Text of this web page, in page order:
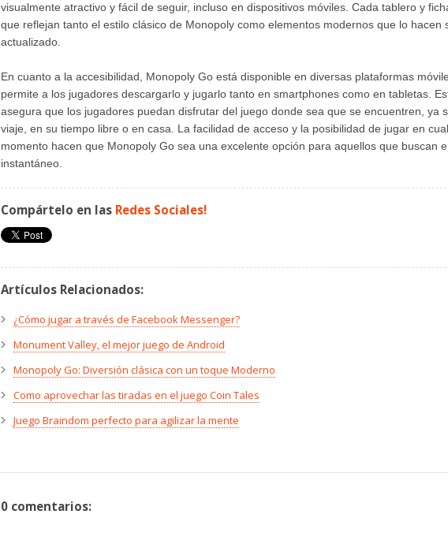
visualmente atractivo y fácil de seguir, incluso en dispositivos móviles. Cada tablero y
que reflejan tanto el estilo clásico de Monopoly como elementos modernos que lo hacen
actualizado.
En cuanto a la accesibilidad, Monopoly Go está disponible en diversas plataformas
permite a los jugadores descargarlo y jugarlo tanto en smartphones como en tabletas.
asegura que los jugadores puedan disfrutar del juego donde sea que se encuentren, ya
viaje, en su tiempo libre o en casa. La facilidad de acceso y la posibilidad de jugar en
momento hacen que Monopoly Go sea una excelente opción para aquellos que buscan
instantáneo.
Compártelo en las Redes Sociales!
Artículos Relacionados:
¿Cómo jugar a través de Facebook Messenger?
Monument Valley, el mejor juego de Android
Monopoly Go: Diversión clásica con un toque Moderno
Como aprovechar las tiradas en el juego Coin Tales
Juego Braindom perfecto para agilizar la mente
0 comentarios: